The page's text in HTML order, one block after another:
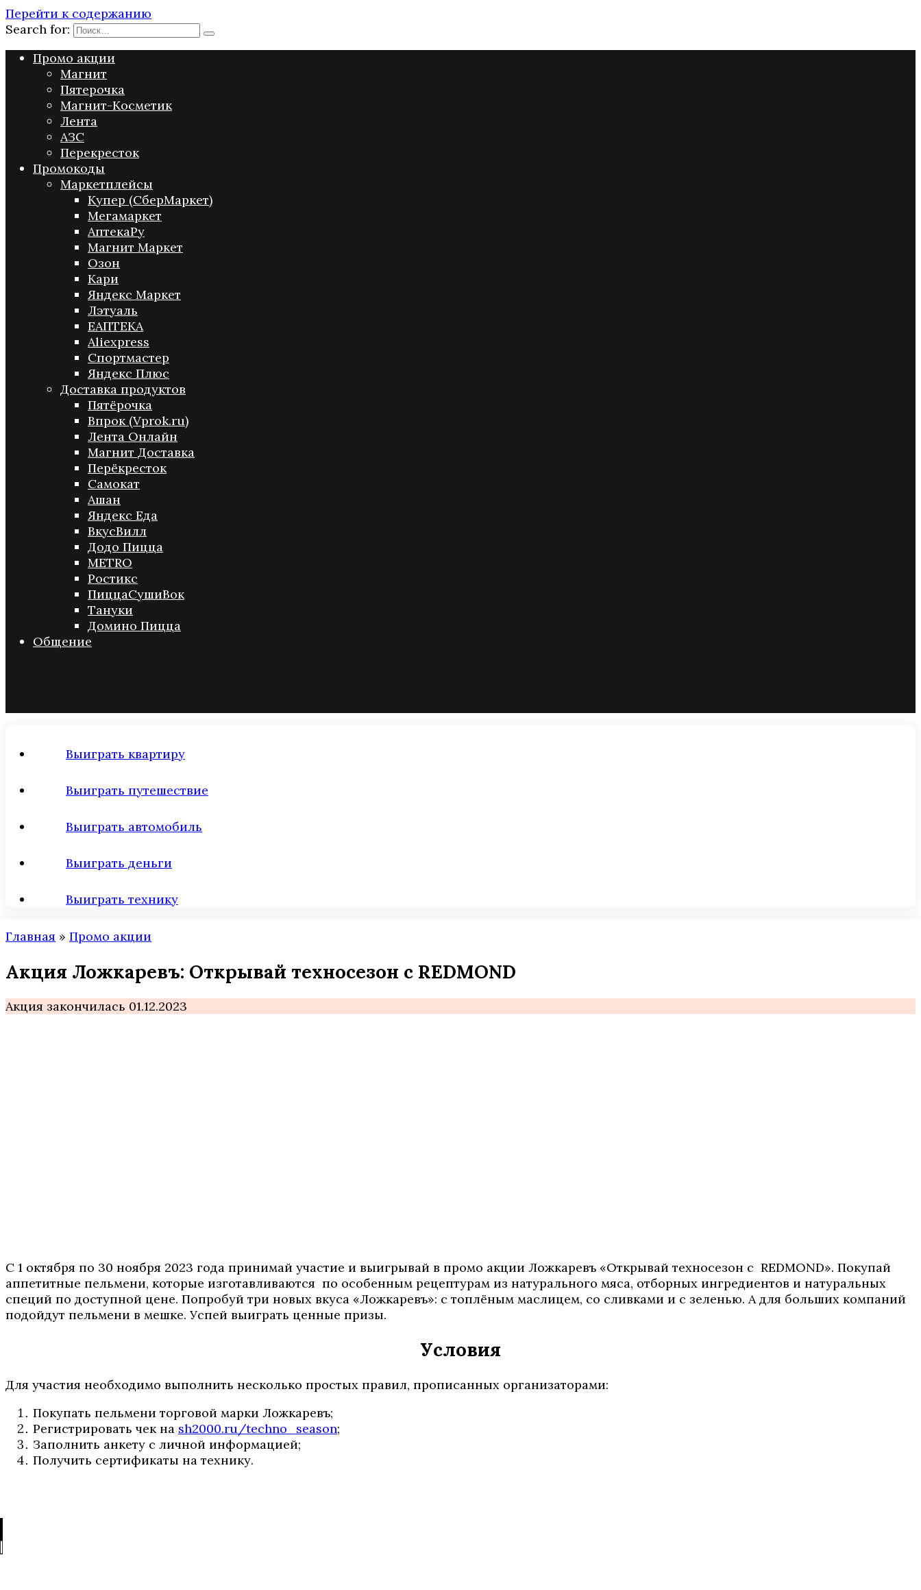
Перейти к содержанию
Search for:
Промо акции
Магнит
Пятерочка
Магнит-Косметик
Лента
АЗС
Перекресток
Промокоды
Маркетплейсы
Купер (СберМаркет)
Мегамаркет
АптекаРу
Магнит Маркет
Озон
Кари
Яндекс Маркет
Лэтуаль
ЕАПТЕКА
Aliexpress
Спортмастер
Яндекс Плюс
Доставка продуктов
Пятёрочка
Впрок (Vprok.ru)
Лента Онлайн
Магнит Доставка
Перёкресток
Самокат
Ашан
Яндекс Еда
ВкусВилл
Додо Пицца
METRO
Ростикс
ПиццаСушиВок
Тануки
Домино Пицца
Общение
Выиграть квартиру
Выиграть путешествие
Выиграть автомобиль
Выиграть деньги
Выиграть технику
Главная » Промо акции
Акция Ложкаревъ: Открывай техносезон с REDMOND
Акция закончилась 01.12.2023
С 1 октября по 30 ноября 2023 года принимай участие и выигрывай в промо акции Ложкаревъ «Открывай техносезон с REDMOND». Покупай
аппетитные пельмени, которые изготавливаются по особенным рецептурам из натурального мяса, отборных ингредиентов и натуральных
специй по доступной цене. Попробуй три новых вкуса «Ложкаревъ»: с топлёным маслицем, со сливками и с зеленью. А для больших компаний
подойдут пельмени в мешке. Успей выиграть ценные призы.
Условия
Для участия необходимо выполнить несколько простых правил, прописанных организаторами:
Покупать пельмени торговой марки Ложкаревъ;
Регистрировать чек на sh2000.ru/techno_season;
Заполнить анкету с личной информацией;
Получить сертификаты на технику.